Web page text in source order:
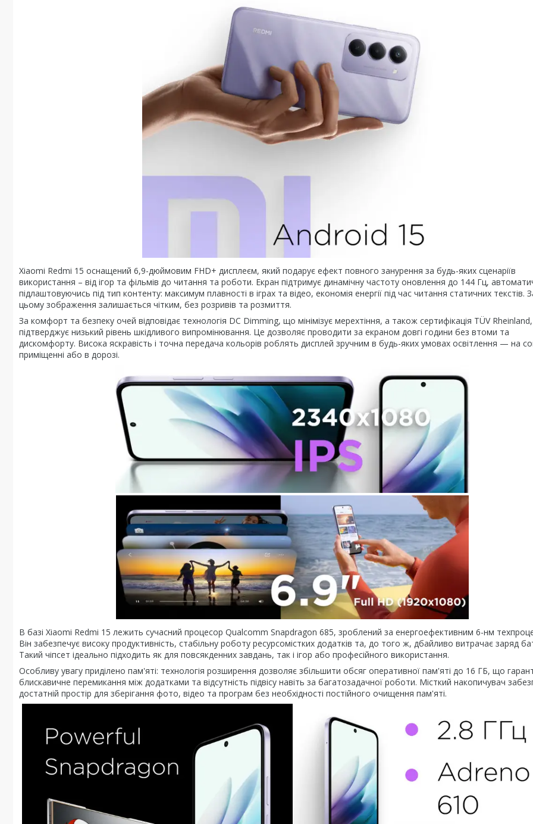
Xiaomi Redmi 15 оснащений 6,9-дюймовим FHD+ дисплеєм, який подарує ефект повного занурення за будь-яких сценаріїв
використання – від ігор та фільмів до читання та роботи. Екран підтримує динамічну частоту оновлення до 144 Гц,
підлаштовуючись під тип контенту: максимум плавності в іграх та відео, економія енергії під час читання статичних текстів.
цьому зображення залишається чітким, без розривів та розмиття.
За комфорт та безпеку очей відповідає технологія DC Dimming, що мінімізує мерехтіння, а також сертифікація TÜV
підтверджує низький рівень шкідливого випромінювання. Це дозволяє проводити за екраном довгі години без втоми та
дискомфорту. Висока яскравість і точна передача кольорів роблять дисплей зручним в будь-яких умовах освітлення — на
приміщенні або в дорозі.
В базі Xiaomi Redmi 15 лежить сучасний процесор Qualcomm Snapdragon 685, зроблений за енергоефективним 6-нм
Він забезпечує високу продуктивність, стабільну роботу ресурсомістких додатків та, до того ж, дбайливо витрачає заряд
Такий чіпсет ідеально підходить як для повсякденних завдань, так і ігор або професійного використання.
Особливу увагу приділено пам'яті: технологія розширення дозволяє збільшити обсяг оперативної пам'яті до 16 ГБ, що
блискавичне перемикання між додатками та відсутність підвісу навіть за багатозадачної роботи. Місткий накопичувач
достатній простір для зберігання фото, відео та програм без необхідності постійного очищення пам'яті.